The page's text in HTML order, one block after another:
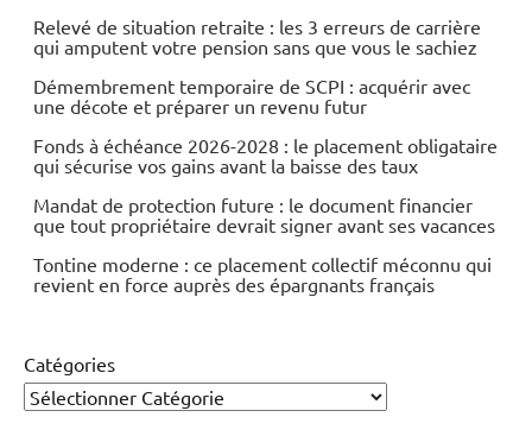
Relevé de situation retraite : les 3 erreurs de carrière
qui amputent votre pension sans que vous le sachiez
Démembrement temporaire de SCPI : acquérir avec
une décote et préparer un revenu futur
Fonds à échéance 2026-2028 : le placement obligataire
qui sécurise vos gains avant la baisse des taux
Mandat de protection future : le document financier
que tout propriétaire devrait signer avant ses vacances
Tontine moderne : ce placement collectif méconnu qui
revient en force auprès des épargnants français
Catégories